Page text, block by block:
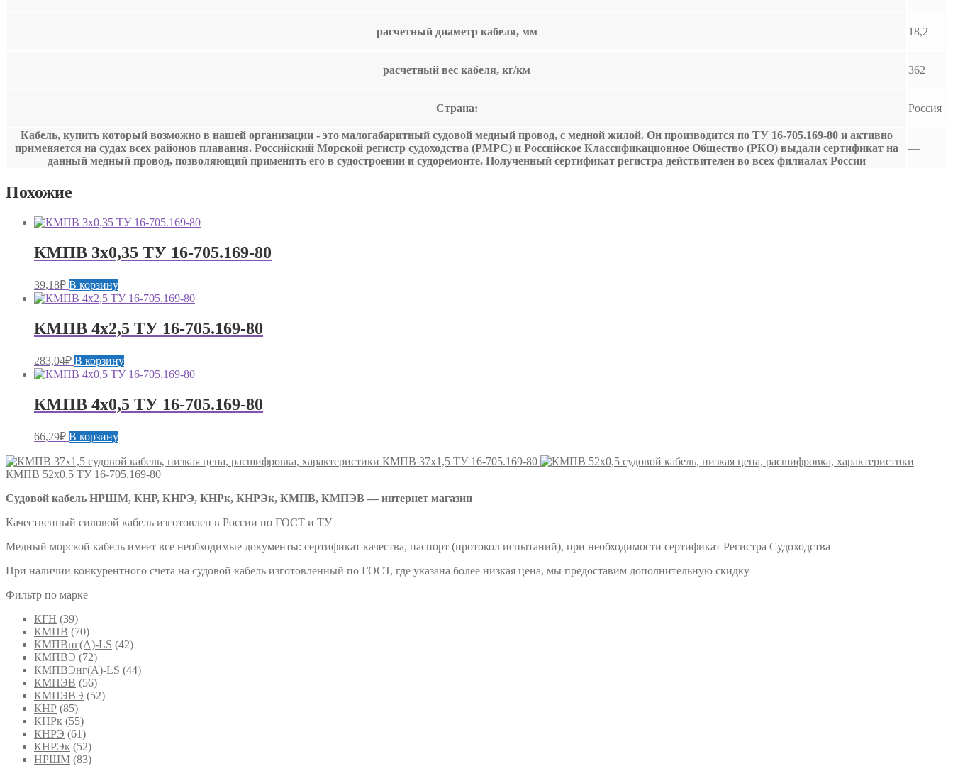
расчетный диаметр кабеля, мм 18,2
расчетный вес кабеля, кг/км 362
Страна: Россия
Кабель, купить который возможно в нашей организации - это малогабаритный судовой медный провод, с медной жилой. Он производится по ТУ 16-705.169-80 и активно
применяется на судах всех районов плавания. Российский Морской регистр судоходства (РМРС) и Российское Классификационное Общество (РКО) выдали сертификат на
данный медный провод, позволяющий применять его в судостроении и судоремонте. Полученный сертификат регистра действителен во всех филиалах России
—
Похожие
КМПВ 3х0,35 ТУ 16-705.169-80
39,18₽ В корзину
КМПВ 4х2,5 ТУ 16-705.169-80
283,04₽ В корзину
КМПВ 4х0,5 ТУ 16-705.169-80
66,29₽ В корзину
КМПВ 37х1,5 ТУ 16-705.169-80
КМПВ 52х0,5 ТУ 16-705.169-80
Судовой кабель НРШМ, КНР, КНРЭ, КНРк, КНРЭк, КМПВ, КМПЭВ — интернет магазин
Качественный силовой кабель изготовлен в России по ГОСТ и ТУ
Медный морской кабель имеет все необходимые документы: сертификат качества, паспорт (протокол испытаний), при необходимости сертификат Регистра Судоходства
При наличии конкурентного счета на судовой кабель изготовленный по ГОСТ, где указана более низкая цена, мы предоставим дополнительную скидку
Фильтр по марке
КГН (39)
КМПВ (70)
КМПВнг(А)-LS (42)
КМПВЭ (72)
КМПВЭнг(А)-LS (44)
КМПЭВ (56)
КМПЭВЭ (52)
КНР (85)
КНРк (55)
КНРЭ (61)
КНРЭк (52)
НРШМ (83)